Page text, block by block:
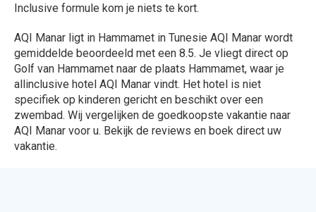
Inclusive formule kom je niets te kort.
AQI Manar ligt in Hammamet in Tunesie AQI Manar wordt
gemiddelde beoordeeld met een 8.5. Je vliegt direct op
Golf van Hammamet naar de plaats Hammamet, waar je
allinclusive hotel AQI Manar vindt. Het hotel is niet
specifiek op kinderen gericht en beschikt over een
zwembad. Wij vergelijken de goedkoopste vakantie naar
AQI Manar voor u. Bekijk de reviews en boek direct uw
vakantie.